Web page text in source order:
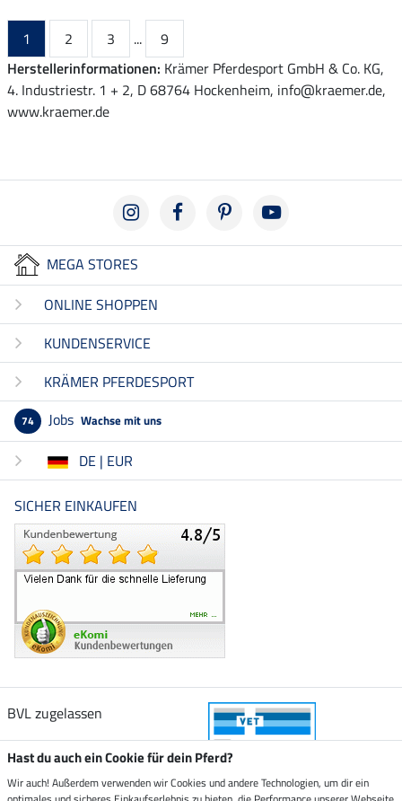
1 2 3 ...
9
Herstellerinformationen: Krämer Pferdesport GmbH & Co. KG,
4. Industriestr. 1 + 2, D 68764 Hockenheim, info@kraemer.de,
www.kraemer.de
MEGA STORES
ONLINE SHOPPEN
KUNDENSERVICE
KRÄMER PFERDESPORT
74 Jobs Wachse mit uns
DE | EUR
SICHER EINKAUFEN
BVL zugelassen
Hast du auch ein Cookie für dein Pferd?
Wir auch! Außerdem verwenden wir Cookies und andere Technologien, um dir ein